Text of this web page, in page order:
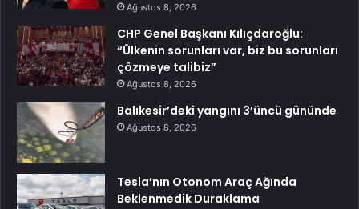
Ağustos 8, 2026
CHP Genel Başkanı Kılıçdaroğlu:
“Ülkenin sorunları var, biz bu sorunları
çözmeye talibiz”
Ağustos 8, 2026
Balıkesir’deki yangını 3’üncü gününde
Ağustos 8, 2026
Tesla’nın Otonom Araç Ağında
Beklenmedik Duraklama